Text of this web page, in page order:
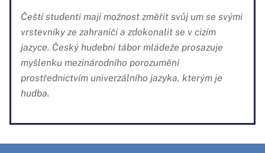
Čeští studenti mají možnost změřit svůj um se svými
vrstevníky ze zahraničí a zdokonalit se v cizím
jazyce. Český hudební tábor mládeže prosazuje
myšlenku mezinárodního porozumění
prostřednictvím univerzálního jazyka, kterým je
hudba.